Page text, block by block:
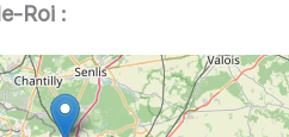
Roi :